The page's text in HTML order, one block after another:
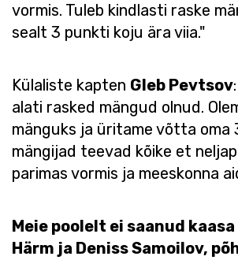
vormis. Tuleb kindlasti raske
sealt 3 punkti koju ära viia."
Külaliste kapten Gleb Pevtsov
alati rasked mängud olnud.
mänguks ja üritame võtta oma
mängijad teevad kõike et
parimas vormis ja meeskonna
Meie poolelt ei saanud
Härm ja Deniss Samoilov,